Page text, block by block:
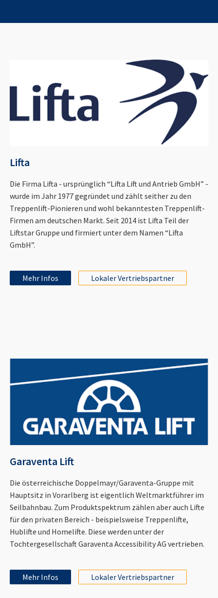
Lifta
Die Firma Lifta - ursprünglich “Lifta Lift und Antrieb GmbH” -
wurde im Jahr 1977 gegründet und zählt seither zu den
Treppenlift-Pionieren und wohl bekanntesten Treppenlift-
Firmen am deutschen Markt. Seit 2014 ist Lifta Teil der
Liftstar Gruppe und firmiert unter dem Namen “Lifta
GmbH”.
Mehr Infos Lokaler Vertriebspartner
Garaventa Lift
Die österreichische Doppelmayr/Garaventa-Gruppe mit
Hauptsitz in Vorarlberg ist eigentlich Weltmarktführer im
Seilbahnbau. Zum Produktspektrum zählen aber auch Lifte
für den privaten Bereich - beispielsweise Treppenlifte,
Hublifte und Homelifte. Diese werden unter der
Tochtergesellschaft Garaventa Accessibility AG vertrieben.
Mehr Infos Lokaler Vertriebspartner